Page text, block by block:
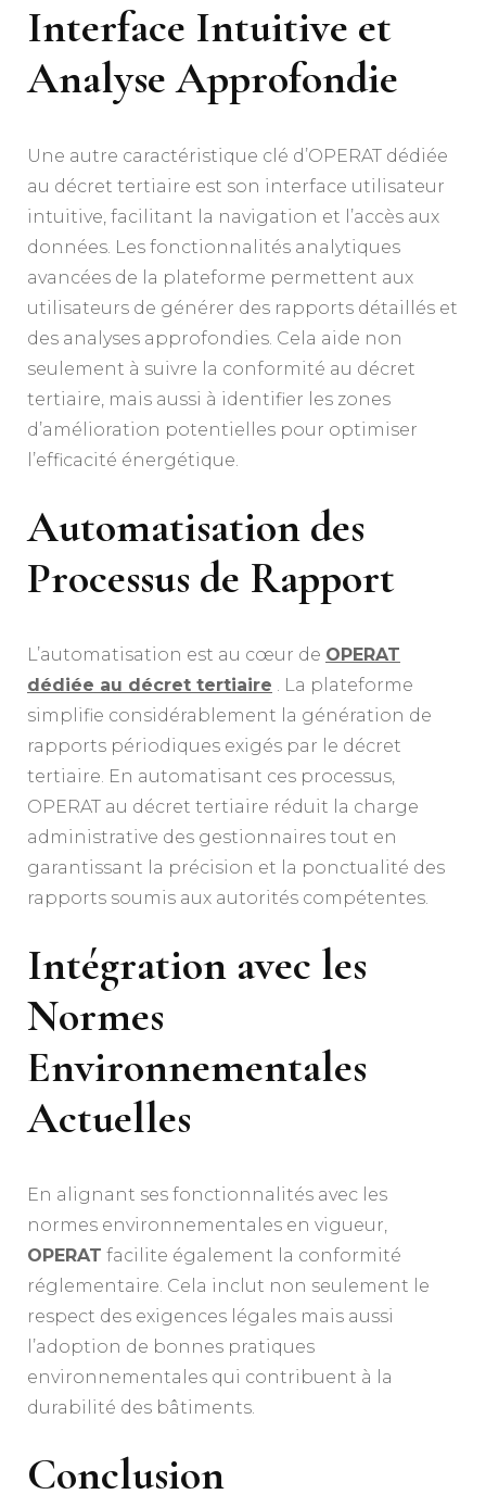
Interface Intuitive et
Analyse Approfondie
Une autre caractéristique clé d’OPERAT dédiée
au décret tertiaire est son interface utilisateur
intuitive, facilitant la navigation et l’accès aux
données. Les fonctionnalités analytiques
avancées de la plateforme permettent aux
utilisateurs de générer des rapports détaillés et
des analyses approfondies. Cela aide non
seulement à suivre la conformité au décret
tertiaire, mais aussi à identifier les zones
d’amélioration potentielles pour optimiser
l’efficacité énergétique.
Automatisation des
Processus de Rapport
L’automatisation est au cœur de OPERAT
dédiée au décret tertiaire . La plateforme
simplifie considérablement la génération de
rapports périodiques exigés par le décret
tertiaire. En automatisant ces processus,
OPERAT au décret tertiaire réduit la charge
administrative des gestionnaires tout en
garantissant la précision et la ponctualité des
rapports soumis aux autorités compétentes.
Intégration avec les
Normes
Environnementales
Actuelles
En alignant ses fonctionnalités avec les
normes environnementales en vigueur,
OPERAT facilite également la conformité
réglementaire. Cela inclut non seulement le
respect des exigences légales mais aussi
l’adoption de bonnes pratiques
environnementales qui contribuent à la
durabilité des bâtiments.
Conclusion